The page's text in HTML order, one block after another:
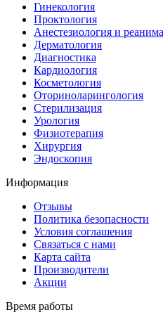
Гинекология
Проктология
Анестезиология и
Дерматология
Диагностика
Кардиология
Косметология
Оториноларингология
Стерилизация
Урология
Физиотерапия
Хирургия
Эндоскопия
Информация
Отзывы
Политика безопасности
Условия соглашения
Связаться с нами
Карта сайта
Производители
Акции
Время работы